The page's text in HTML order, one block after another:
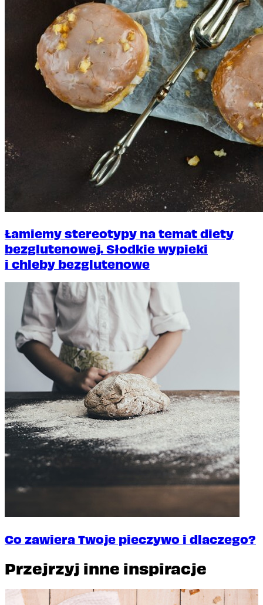
Łamiemy stereotypy na temat diety
bezglutenowej. Słodkie wypieki
i chleby bezglutenowe
Co zawiera Twoje pieczywo i dlaczego?
Przejrzyj inne inspiracje